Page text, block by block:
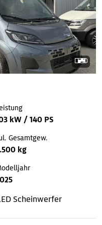
kW / 140 PS
Gesamtgew.
kg
Scheinwerfer